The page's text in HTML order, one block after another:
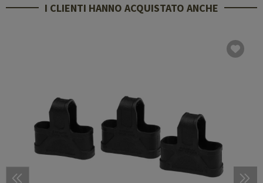
I CLIENTI HANNO ACQUISTATO ANCHE